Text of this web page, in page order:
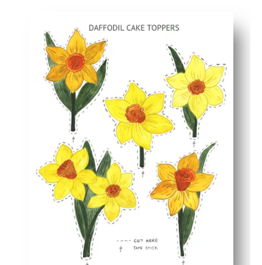
Svetlé, ručne maľované kvety okamžite dodajú jarný
Remeslo vhodné pre deti - nechajte deťom pomôcť s
Všestranné použitie - pripevnite na špáradlá, slamky